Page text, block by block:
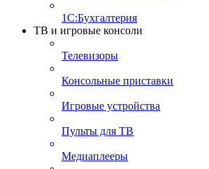
1С:Бухгалтерия
ТВ и игровые консоли
Телевизоры
Консольные приставки
Игровые устройства
Пульты для ТВ
Медиаплееры